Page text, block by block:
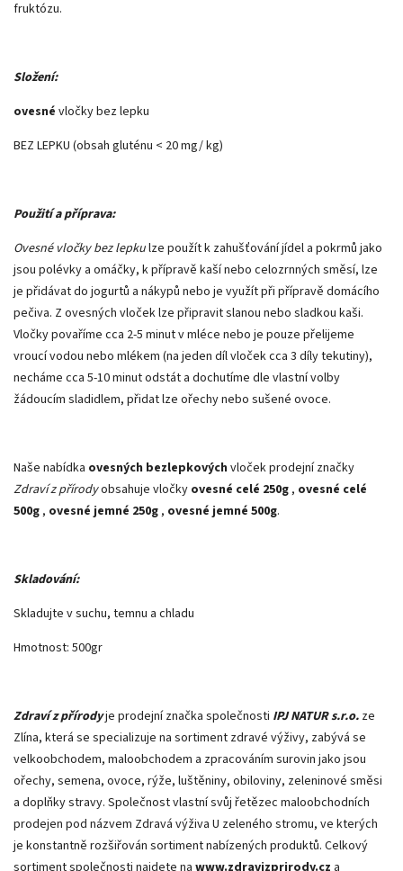
fruktózu.
Složení:
ovesné vločky bez lepku
BEZ LEPKU (obsah gluténu < 20 mg/ kg)
Použití a příprava:
Ovesné vločky bez lepkulze použít k zahušťování jídel a pokrmů jako
jsou polévky a omáčky, k přípravě kaší nebo celozrnných směsí, lze
je přidávat do jogurtů a nákypů nebo je využít při přípravě domácího
pečiva. Z ovesných vloček lze připravit slanou nebo sladkou kaši.
Vločky povaříme cca 2-5 minut v mléce nebo je pouze přelijeme
vroucí vodou nebo mlékem (na jeden díl vloček cca 3 díly tekutiny),
necháme cca 5-10 minut odstát a dochutíme dle vlastní volby
žádoucím sladidlem, přidat lze ořechy nebo sušené ovoce.
Naše nabídka ovesných bezlepkových vloček prodejní značky
Zdraví z přírodyobsahuje vločky ovesné celé 250g , ovesné celé
500g , ovesné jemné 250g , ovesné jemné 500g.
Skladování:
Skladujte v suchu, temnu a chladu
Hmotnost: 500gr
Zdraví z přírodyje prodejní značka společnosti IPJ NATUR s.r.o. ze
Zlína, která se specializuje na sortiment zdravé výživy, zabývá se
velkoobchodem, maloobchodem a zpracováním surovin jako jsou
ořechy, semena, ovoce, rýže, luštěniny, obiloviny, zeleninové směsi
a doplňky stravy. Společnost vlastní svůj řetězec maloobchodních
prodejen pod názvem Zdravá výživa U zeleného stromu, ve kterých
je konstantně rozšiřován sortiment nabízených produktů. Celkový
sortiment společnosti najdete na www.zdravizprirody.cz a